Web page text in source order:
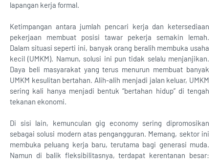
lapangan kerja formal.
Ketimpangan antara jumlah pencari kerja dan ketersediaan
pekerjaan membuat posisi tawar pekerja semakin lemah.
Dalam situasi seperti ini, banyak orang beralih membuka usaha
kecil (UMKM). Namun, solusi ini pun tidak selalu menjanjikan.
Daya beli masyarakat yang terus menurun membuat banyak
UMKM kesulitan bertahan. Alih-alih menjadi jalan keluar, UMKM
sering kali hanya menjadi bentuk “bertahan hidup” di tengah
tekanan ekonomi.
Di sisi lain, kemunculan gig economy sering dipromosikan
sebagai solusi modern atas pengangguran. Memang, sektor ini
membuka peluang kerja baru, terutama bagi generasi muda.
Namun di balik fleksibilitasnya, terdapat kerentanan besar: